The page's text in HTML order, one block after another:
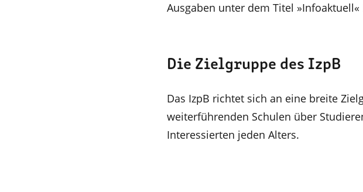
Ausgaben unter dem Titel
Die Zielgruppe des IzpB
Das IzpB richtet sich an eine breite
weiterführenden Schulen über
Interessierten jeden Alters.